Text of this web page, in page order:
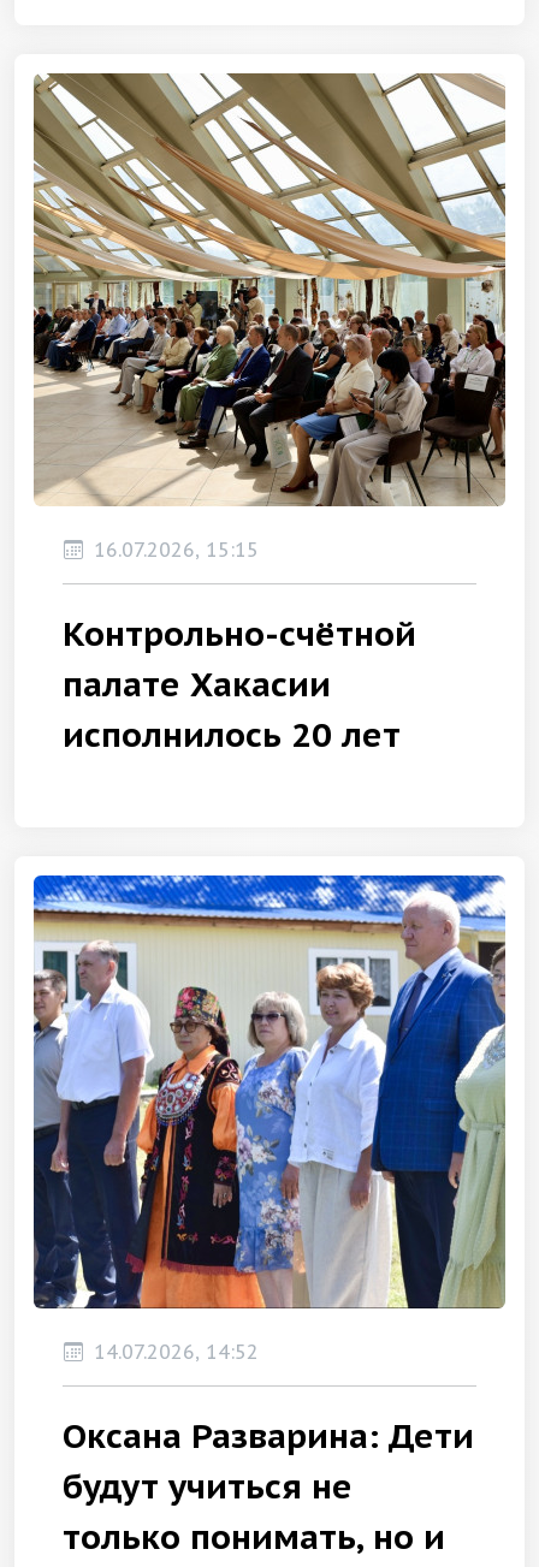
16.07.2026, 15:15
Контрольно-счётной
палате Хакасии
исполнилось 20 лет
14.07.2026, 14:52
Оксана Разварина: Дети
будут учиться не
только понимать, но и